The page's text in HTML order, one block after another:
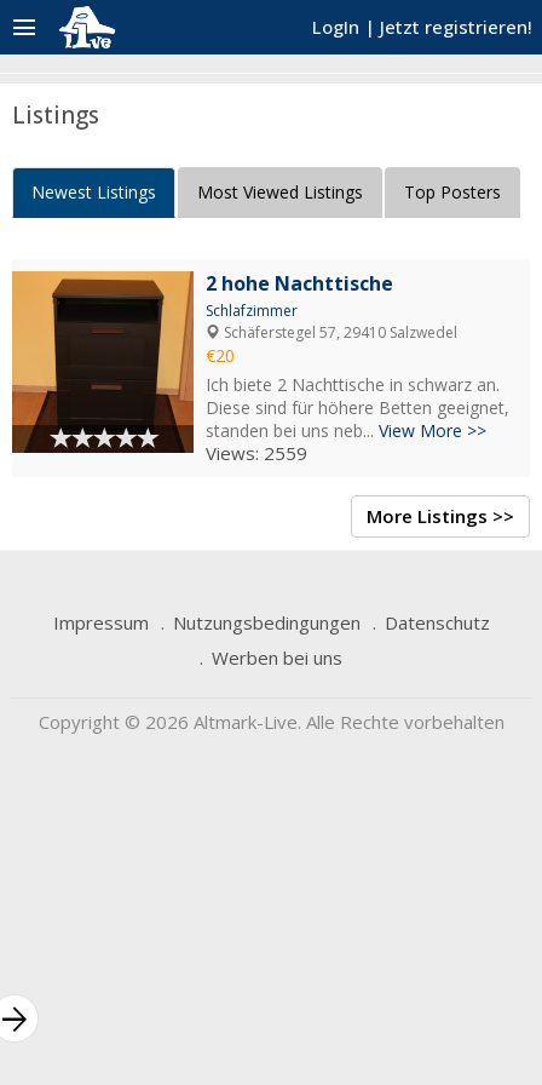
LogIn | Jetzt registrieren!
menu
Listings
Newest Listings Most Viewed Listings Top Posters
2 hohe Nachttische
Schlafzimmer
Schäferstegel 57, 29410 Salzwedel
€20
Ich biete 2 Nachttische in schwarz an.
Diese sind für höhere Betten geeignet,
standen bei uns neb... View More >>
Views: 2559
More Listings >>
Impressum Nutzungsbedingungen
Datenschutz
Werben bei uns
Copyright © 2026 Altmark-Live. Alle Rechte vorbehalten